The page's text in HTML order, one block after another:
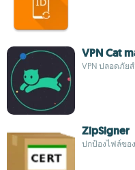
VPN Cat
VPN ปลอดภัย
ZipSigner
ปกป้องไฟล์ขอ